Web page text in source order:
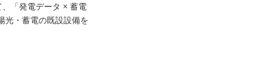
「発電データ × 蓄電
光・蓄電の既設設備を